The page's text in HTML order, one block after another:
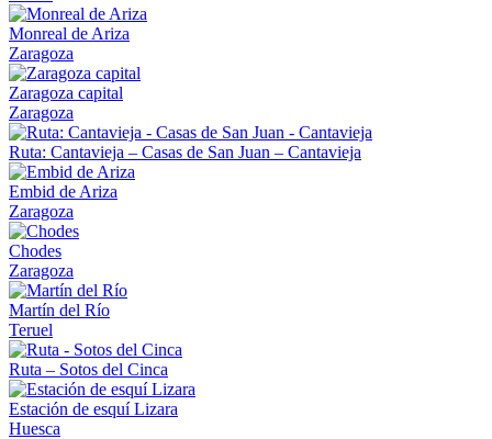
Monreal de Ariza
Zaragoza
Zaragoza capital
Zaragoza
Ruta: Cantavieja – Casas de San Juan – Cantavieja
Embid de Ariza
Zaragoza
Chodes
Zaragoza
Martín del Río
Teruel
Ruta – Sotos del Cinca
Estación de esquí Lizara
Huesca